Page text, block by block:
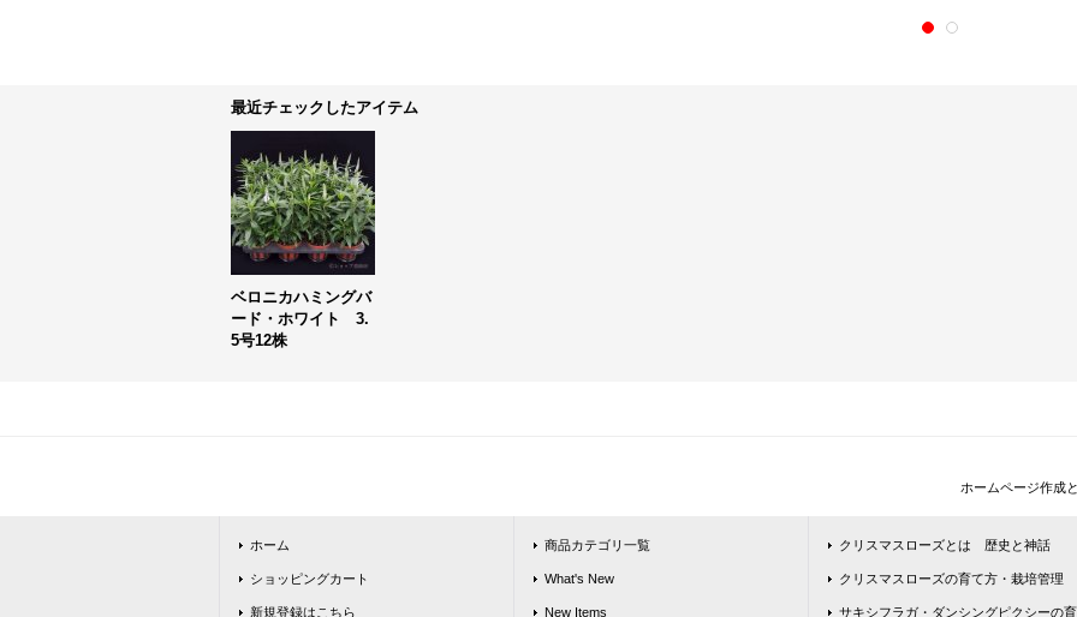
最近チェックしたアイテム
ベロニカハミングバ
ード・ホワイト 3.
5号12株
ホームページ作成
ホーム
ショッピングカート
新規登録はこちら
商品カテゴリ一覧
What's New
New Items
クリスマスローズとは 歴史と神話
クリスマスローズの育て方・栽培管理
サキシフラガ・ダンシングピクシーの育